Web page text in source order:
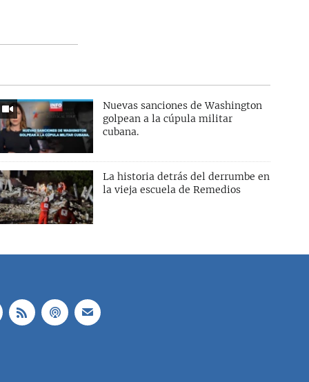
Nuevas sanciones de Washington
golpean a la cúpula militar
cubana.
La historia detrás del derrumbe en
la vieja escuela de Remedios